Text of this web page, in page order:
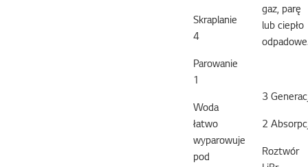
Skraplanie
4
Parowanie
1
Woda
łatwo
wyparowuje
pod
gaz, parę
lub ciepło
3
2
Roztwór